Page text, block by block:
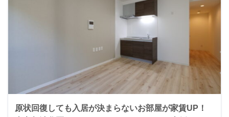
原状回復しても入居が決まらないお部屋が家賃UP！